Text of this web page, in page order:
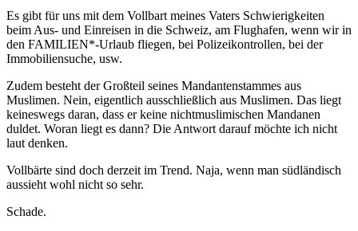
Es gibt für uns mit dem Vollbart meines Vaters Schwierigkeiten
beim Aus- und Einreisen in die Schweiz, am Flughafen, wenn wir in
den FAMILIEN*-Urlaub fliegen, bei Polizeikontrollen, bei der
Immobiliensuche, usw.
Zudem besteht der Großteil seines Mandantenstammes aus
Muslimen. Nein, eigentlich ausschließlich aus Muslimen. Das liegt
keineswegs daran, dass er keine nichtmuslimischen Mandanen
duldet. Woran liegt es dann? Die Antwort darauf möchte ich nicht
laut denken.
Vollbärte sind doch derzeit im Trend. Naja, wenn man südländisch
aussieht wohl nicht so sehr.
Schade.